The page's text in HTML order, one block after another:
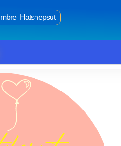
Hatshepsut